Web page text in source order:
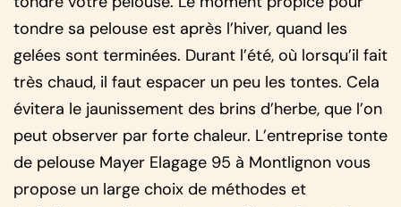
tondre sa pelouse est après l’hiver, quand les
gelées sont terminées. Durant l’été, où lorsqu’il fait
très chaud, il faut espacer un peu les tontes. Cela
évitera le jaunissement des brins d’herbe, que l’on
peut observer par forte chaleur. L’entreprise tonte
de pelouse Mayer Elagage 95 à Montlignon vous
propose un large choix de méthodes et